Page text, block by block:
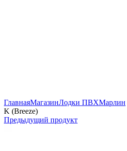
ГлавнаяМагазинЛодки ПВХМарлин
K (Breeze)
Предыдущий продукт